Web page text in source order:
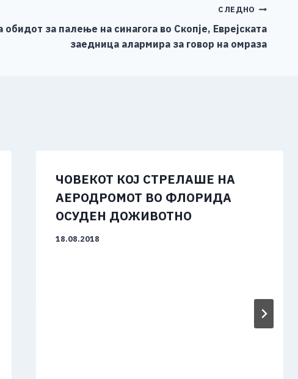
СЛЕДНО
за палење на синагога во Скопје, Еврејската
заедница алармира за говор на омраза
ЧОВЕКОТ КОЈ СТРЕЛАШЕ НА
АЕРОДРОМОТ ВО ФЛОРИДА
ОСУДЕН ДОЖИВОТНО
18.08.2018